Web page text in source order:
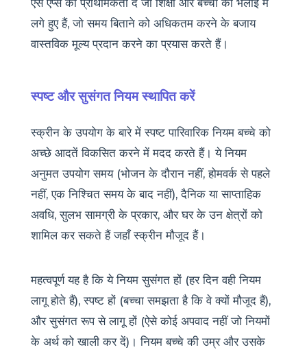
ऐसे ऐप्स को प्राथमिकता दें जो शिक्षा और बच्चों की भलाई में
लगे हुए हैं, जो समय बिताने को अधिकतम करने के बजाय
वास्तविक मूल्य प्रदान करने का प्रयास करते हैं।
स्पष्ट और सुसंगत नियम स्थापित करें
स्क्रीन के उपयोग के बारे में स्पष्ट पारिवारिक नियम बच्चे को
अच्छे आदतें विकसित करने में मदद करते हैं। ये नियम
अनुमत उपयोग समय (भोजन के दौरान नहीं, होमवर्क से पहले
नहीं, एक निश्चित समय के बाद नहीं), दैनिक या साप्ताहिक
अवधि, सुलभ सामग्री के प्रकार, और घर के उन क्षेत्रों को
शामिल कर सकते हैं जहाँ स्क्रीन मौजूद हैं।
महत्वपूर्ण यह है कि ये नियम सुसंगत हों (हर दिन वही नियम
लागू होते हैं), स्पष्ट हों (बच्चा समझता है कि वे क्यों मौजूद हैं),
और सुसंगत रूप से लागू हों (ऐसे कोई अपवाद नहीं जो नियमों
के अर्थ को खाली कर दें)। नियम बच्चे की उम्र और उसके